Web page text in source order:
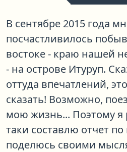
В сентябре 2015 года
посчастливилось
востоке - краю нашей
- на острове Итуруп.
оттуда впечатлений,
сказать! Возможно,
мою жизнь... Поэтому я
таки составлю отчет по
поделюсь своими